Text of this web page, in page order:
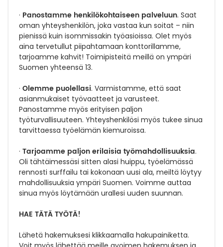
· Panostamme henkilökohtaiseen palveluun. Saat
oman yhteyshenkilön, joka vastaa kun soitat – niin
pienissä kuin isommissakin työasioissa. Olet myös
aina tervetullut piipahtamaan konttorillamme,
tarjoamme kahvit! Toimipisteitä meillä on ympäri
Suomen yhteensä 13.
· Olemme puolellasi. Varmistamme, että saat
asianmukaiset työvaatteet ja varusteet.
Panostamme myös erityisen paljon
työturvallisuuteen. Yhteyshenkilösi myös tukee sinua
tarvittaessa työelämän kiemuroissa.
· Tarjoamme paljon erilaisia työmahdollisuuksia.
Oli tähtäimessäsi sitten alasi huippu, työelämässä
rennosti surffailu tai kokonaan uusi ala, meiltä löytyy
mahdollisuuksia ympäri Suomen. Voimme auttaa
sinua myös löytämään urallesi uuden suunnan.
HAE TÄTÄ TYÖTÄ!
Lähetä hakemuksesi klikkaamalla hakupainiketta.